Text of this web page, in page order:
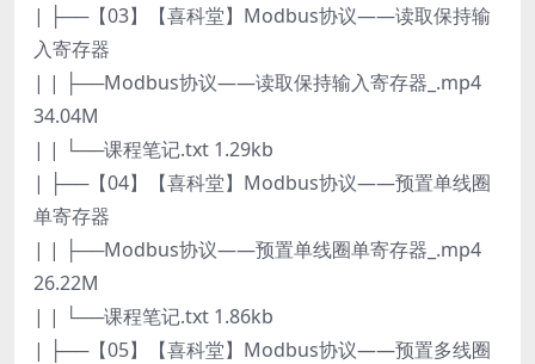
| ├──【03】【喜科堂】Modbus协议——读取保持输
入寄存器
| | ├──Modbus协议——读取保持输入寄存器_.mp4
34.04M
| | └──课程笔记.txt 1.29kb
| ├──【04】【喜科堂】Modbus协议——预置单线圈
单寄存器
| | ├──Modbus协议——预置单线圈单寄存器_.mp4
26.22M
| | └──课程笔记.txt 1.86kb
| ├──【05】【喜科堂】Modbus协议——预置多线圈